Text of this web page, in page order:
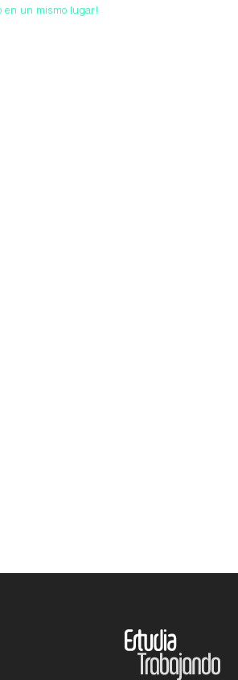
en un mismo lugar!